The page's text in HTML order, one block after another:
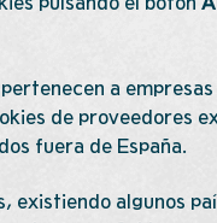
pulsando el botón
a
de proveedores
fuera de España.
algunos